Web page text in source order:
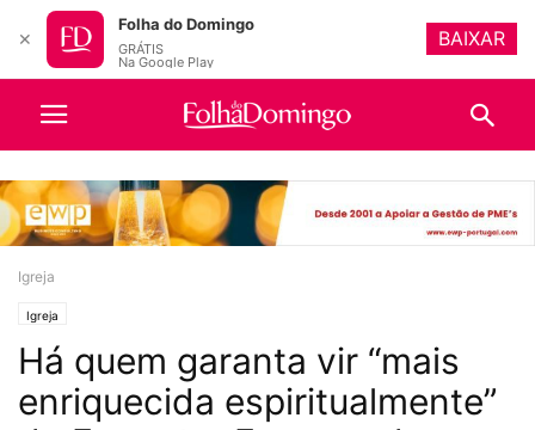
Igreja
Igreja
Há quem garanta vir “mais
enriquecida espiritualmente”
✕
Folha do Domingo
GRÁTIS
Na Google Play
BAIXAR